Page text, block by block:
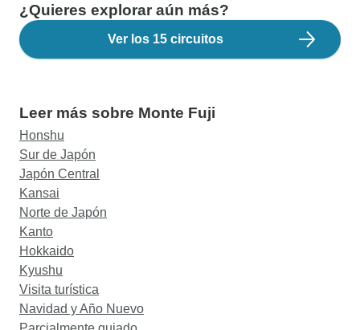
¿Quieres explorar aún más?
Ver los 15 circuitos
Leer más sobre Monte Fuji
Honshu
Sur de Japón
Japón Central
Kansai
Norte de Japón
Kanto
Hokkaido
Kyushu
Visita turística
Navidad y Año Nuevo